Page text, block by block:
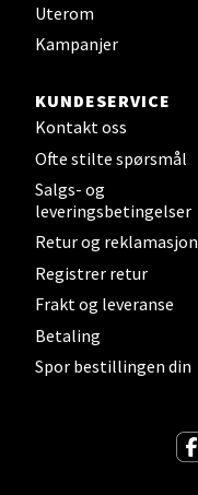
Uterom
Kampanjer
KUNDESERVICE
Kontakt oss
Ofte stilte spørsmål
Salgs- og
leveringsbetingelser
Retur og reklamasjon
Registrer retur
Frakt og leveranse
Betaling
Spor bestillingen din